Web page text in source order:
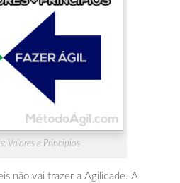
Valores e Principios
não vai trazer a Agilidade. A